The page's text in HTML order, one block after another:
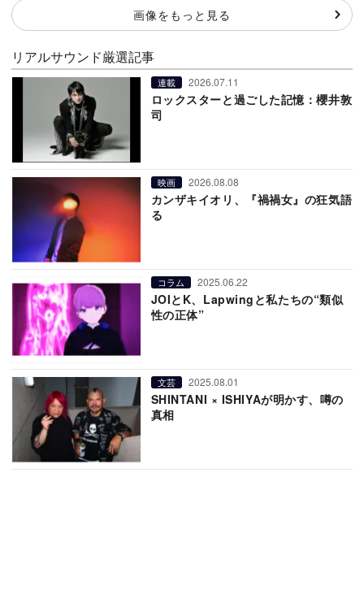
画像をもっと見る
リアルサウンド厳選記事
連載 2026.07.11
ロックスターと過ごした記憶：櫻井敦
司
映画 2026.08.08
カンザキイオリ、『禍禍女』の狂気語
る
コラム 2025.06.22
JOIとK、Lapwingと私たちの“類似
性の正体”
文芸 2025.08.01
SHINTANI × ISHIYAが明かす、噂の
真相